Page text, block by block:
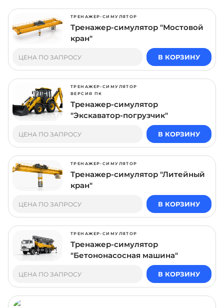
ТРЕНАЖЕР-СИМУЛЯТОР
Тренажер-симулятор "Мостовой
кран"
ЦЕНА ПО ЗАПРОСУ В КОРЗИНУ
ТРЕНАЖЕР-СИМУЛЯТОР
ВЕРСИЯ ПК
Тренажер-симулятор
"Экскаватор-погрузчик"
ЦЕНА ПО ЗАПРОСУ В КОРЗИНУ
ТРЕНАЖЕР-СИМУЛЯТОР
Тренажер-симулятор "Литейный
кран"
ЦЕНА ПО ЗАПРОСУ В КОРЗИНУ
ТРЕНАЖЕР-СИМУЛЯТОР
Тренажер-симулятор
"Бетононасосная машина"
ЦЕНА ПО ЗАПРОСУ В КОРЗИНУ